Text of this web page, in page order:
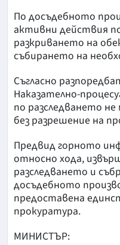
По досъдебното
активни действия
разкриването на
събирането на
Съгласно
Наказателно-
по разследването не
без разрешение на
Предвид горното
относно хода,
разследването и
досъдебното
предоставена
прокуратура.
МИНИСТЪР: